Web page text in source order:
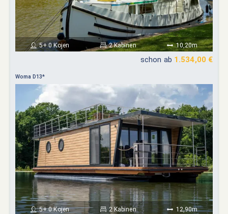
5+ 0 Kojen 2 Kabinen 10,20m
schon ab 1.534,00 €
Woma D13*
5+ 0 Kojen 2 Kabinen 12,90m